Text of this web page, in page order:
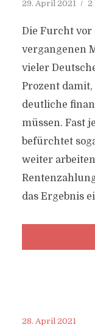
29. April 2021 2
Die Furcht
vergangenen
vieler
Prozent damit,
deutliche
müssen. Fast
befürchtet
weiter
das Ergebnis
28. April 2021